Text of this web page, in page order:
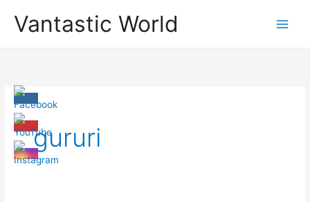
Vantastic World
gururi